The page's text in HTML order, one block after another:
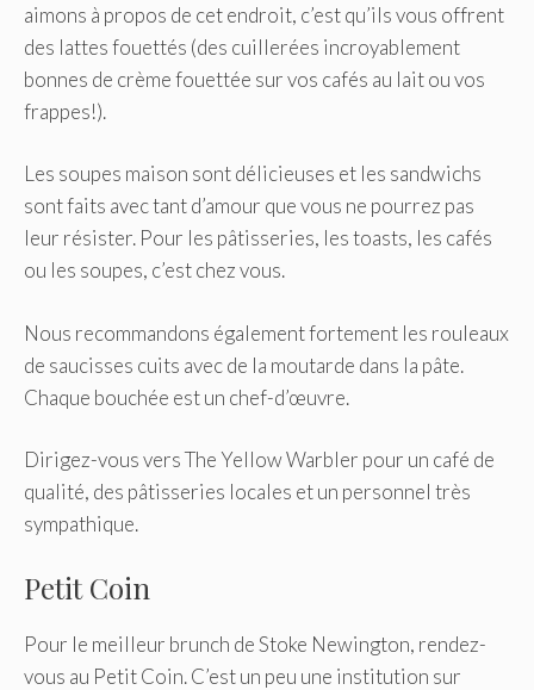
aimons à propos de cet endroit, c’est qu’ils vous offrent
des lattes fouettés (des cuillerées incroyablement
bonnes de crème fouettée sur vos cafés au lait ou vos
frappes!).
Les soupes maison sont délicieuses et les sandwichs
sont faits avec tant d’amour que vous ne pourrez pas
leur résister. Pour les pâtisseries, les toasts, les cafés
ou les soupes, c’est chez vous.
Nous recommandons également fortement les rouleaux
de saucisses cuits avec de la moutarde dans la pâte.
Chaque bouchée est un chef-d’œuvre.
Dirigez-vous vers The Yellow Warbler pour un café de
qualité, des pâtisseries locales et un personnel très
sympathique.
Petit Coin
Pour le meilleur brunch de Stoke Newington, rendez-
vous au Petit Coin. C’est un peu une institution sur